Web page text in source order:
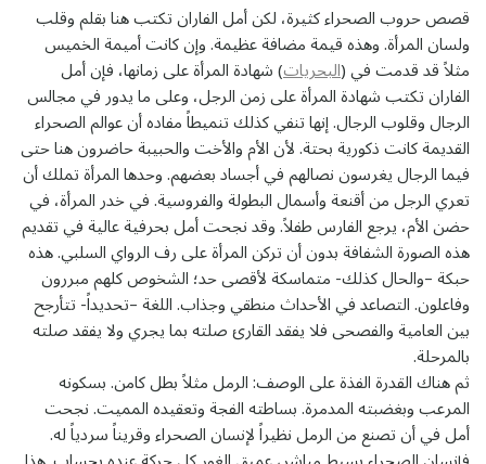
قصص حروب الصحراء كثيرة، لكن أمل الفاران تكتب هنا بقلم وقلب
ولسان المرأة. وهذه قيمة مضافة عظيمة. وإن كانت أميمة الخميس
مثلاً قد قدمت في (البحريات) شهادة المرأة على زمانها، فإن أمل
الفاران تكتب شهادة المرأة على زمن الرجل، وعلى ما يدور في مجالس
الرجال وقلوب الرجال. إنها تنفي كذلك تنميطاً مفاده أن عوالم الصحراء
القديمة كانت ذكورية بحتة. لأن الأم والأخت والحبيبة حاضرون هنا حتى
فيما الرجال يغرسون نصالهم في أجساد بعضهم. وحدها المرأة تملك أن
تعري الرجل من أقنعة وأسمال البطولة والفروسية. في خدر المرأة، في
حضن الأم، يرجع الفارس طفلاً. وقد نجحت أمل بحرفية عالية في تقديم
هذه الصورة الشفافة بدون أن تركن المرأة على رف الرواي السلبي. هذه
حبكة –والحال كذلك- متماسكة لأقصى حد؛ الشخوص كلهم مبررون
وفاعلون. التصاعد في الأحداث منطقي وجذاب. اللغة –تحديداً- تتأرجح
بين العامية والفصحى فلا يفقد القارئ صلته بما يجري ولا يفقد صلته
بالمرحلة.
ثم هناك القدرة الفذة على الوصف: الرمل مثلاً بطل كامن. بسكونه
المرعب وبغضبته المدمرة. بساطته الفجة وتعقيده المميت. نجحت
أمل في أن تصنع من الرمل نظيراً لإنسان الصحراء وقريناً سردياً له.